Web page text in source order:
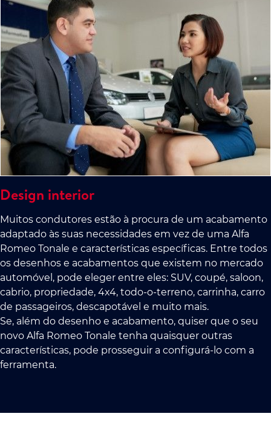
Design interior
Muitos condutores estão à procura de um acabamento
adaptado às suas necessidades em vez de uma Alfa
Romeo Tonale e características específicas. Entre todos
os desenhos e acabamentos que existem no mercado
automóvel, pode eleger entre eles: SUV, coupé, saloon,
cabrio, propriedade, 4x4, todo-o-terreno, carrinha, carro
de passageiros, descapotável e muito mais.
Se, além do desenho e acabamento, quiser que o seu
novo Alfa Romeo Tonale tenha quaisquer outras
características, pode prosseguir a configurá-lo com a
ferramenta.